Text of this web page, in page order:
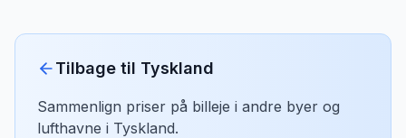
Tilbage til Tyskland
Sammenlign priser på billeje i andre byer og
lufthavne i Tyskland.